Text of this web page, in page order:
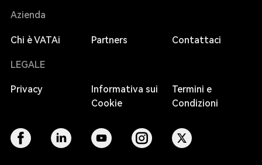
Azienda
Chi è VATAi Partners Contattaci
LEGALE
Privacy
Informativa sui
Cookie
Termini e
Condizioni